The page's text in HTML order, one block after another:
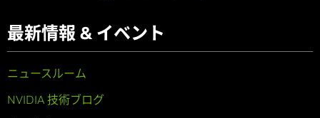
最新情報 & イベント
ニュースルーム
NVIDIA 技術ブログ